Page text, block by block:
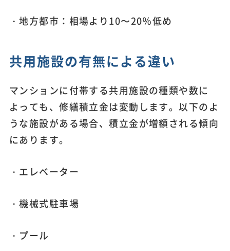
・地方都市：相場より10〜20％低め
共用施設の有無による違い
マンションに付帯する共用施設の種類や数に
よっても、修繕積立金は変動します。以下のよ
うな施設がある場合、積立金が増額される傾向
にあります。
・エレベーター
・機械式駐車場
・プール